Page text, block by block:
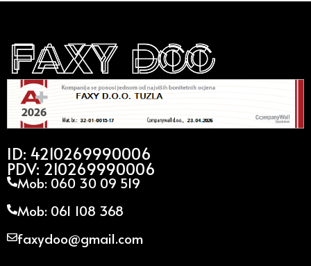
ID: 4210269990006
PDV: 210269990006
Mob: 060 30 09 519
Mob: 061 108 368
faxydoo@gmail.com